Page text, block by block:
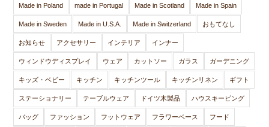
Made in Poland made in Portugal Made in Scotland Made in Spain
Made in Sweden Made in U.S.A. Made in Switzerland おもてなし
お知らせ アクセサリー インテリア インナー
ウィンドウディスプレイ ウェア カットソー ガラス ガーデニング
キッズ・ベビー キッチン キッチンツール キッチンリネン ギフト
ステーショナリー テーブルウェア ドイツ木製品 ハウスキーピング
バッグ ファッション フットウェア フラワーベース フード